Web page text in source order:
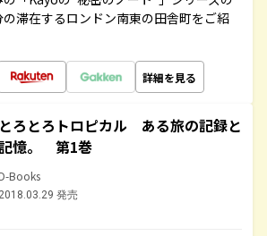
滞在するロンドン南東の田舎町をご紹
詳細を見る
とろとろトロピカル ある旅の記録と
憶。 第1巻
Books
2018.03.29 発売